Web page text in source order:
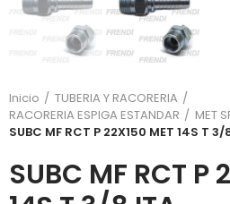
Inicio
TUBERIA Y RACORERIA
RACORERIA ESPIGA ESTANDAR
MET
SUBC MF RCT P 22X150 MET 14S T 3/
SUBC MF RCT P